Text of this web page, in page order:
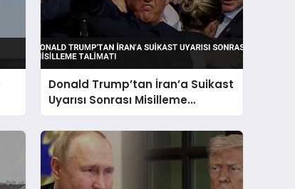
Donald Trump’tan İran’a Suikast
Uyarısı Sonrası Misilleme
Talimatı